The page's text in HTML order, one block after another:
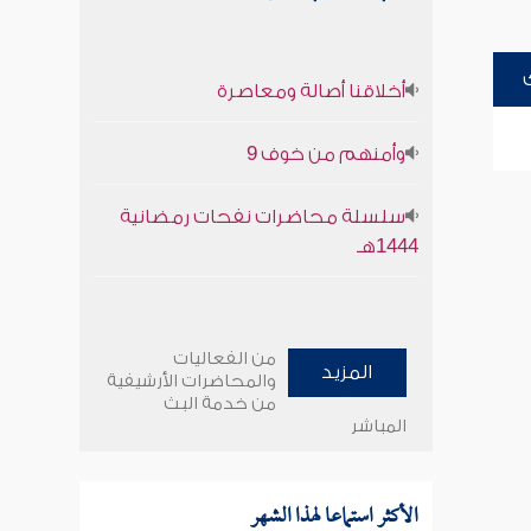
أخلاقنا أصالة ومعاصرة
وأمنهم من خوف 9
سلسلة محاضرات نفحات رمضانية
1444هـ
المزيد
من الفعاليات
والمحاضرات الأرشيفية
من خدمة البث
المباشر
الأكثر استماعا لهذا الشهر